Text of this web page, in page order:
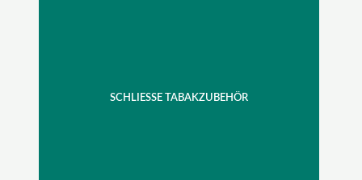
SCHLIESSE TABAKZUBEHÖR